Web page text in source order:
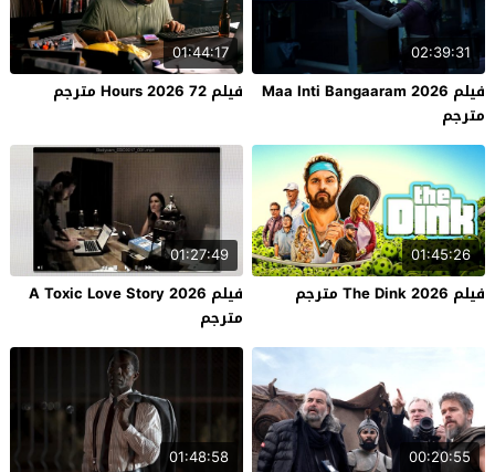
02:39:31
فيلم Maa Inti Bangaaram 2026
مترجم
01:44:17
فيلم 72 Hours 2026 مترجم
01:45:26
فيلم The Dink 2026 مترجم
01:27:49
فيلم A Toxic Love Story 2026
مترجم
00:20:55
01:48:58